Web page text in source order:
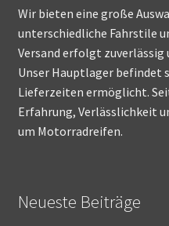
Wir bieten eine große
unterschiedliche Fahrstile
Versand erfolgt zuverlässig
Unser Hauptlager befindet
Lieferzeiten ermöglicht.
Erfahrung, Verlässlichkeit
um Motorradreifen.
Neueste Beiträge